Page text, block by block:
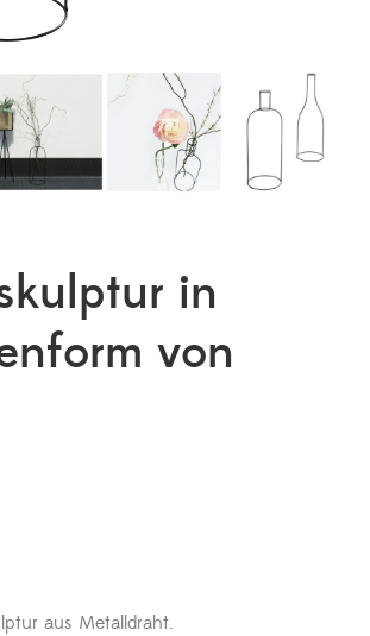
in
von
aus Metalldraht.